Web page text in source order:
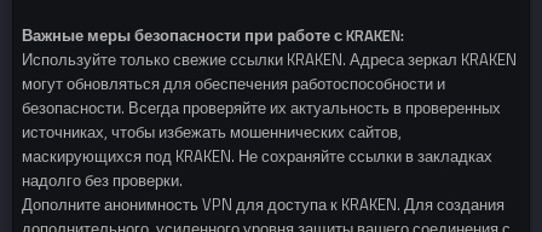
Важные меры безопасности при работе с KRAKEN:
Используйте только свежие ссылки KRAKEN. Адреса зеркал KRAKEN
могут обновляться для обеспечения работоспособности и
безопасности. Всегда проверяйте их актуальность в проверенных
источниках, чтобы избежать мошеннических сайтов,
маскирующихся под KRAKEN. Не сохраняйте ссылки в закладках
надолго без проверки.
Дополните анонимность VPN для доступа к KRAKEN. Для создания